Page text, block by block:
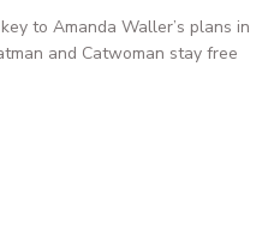
to Amanda Waller’s plans in
and Catwoman stay free